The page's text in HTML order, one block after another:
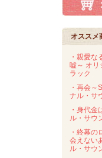
オススメ
・親愛な
嘘～ オリ
ラック
・再会～
ナル・サ
・身代金
ル・サウ
・終幕の
会えない
ル・サウ